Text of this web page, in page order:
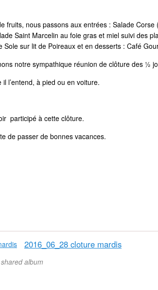
fruits, nous passons aux entrées : Salade Corse
Saint Marcelin au foie gras et miel suivi des
sur lit de Poireaux et en desserts : Café
notre sympathique réunion de clôture des ½
l’entend, à pied ou en voiture.
participé à cette clôture.
de passer de bonnes vacances.
2016_06_28 cloture mardis
album